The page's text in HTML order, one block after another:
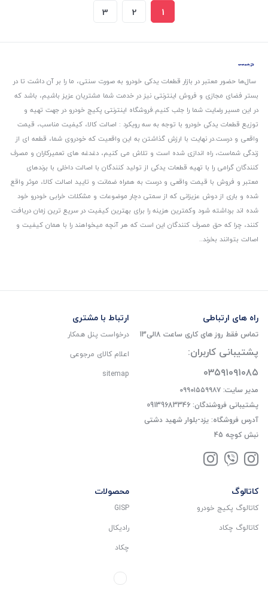
1
2
3
سال‌ها حضور معتبر در بازار قطعات یدکی خودرو به صورت سنتی، ما را بر آن داشت تا در
بستر فضای مجازی و فروش اینترنتی نیز در خدمت شما مشتریان عزیز باشیم، باشد که
در این مسیر رضایت شما را جلب کنیم.فروشگاه اینترنتی پکیج خودرو در جهت تهیه و
توزیع قطعات یدکی خودرو با توجه به سه رویکرد : اصالت کالا، کیفیت مناسب، قیمت
واقعی و درست.در نهایت با ارزش گذاشتن به این واقعیت که خودروی شما، قطعه ای از
زندگی شماست، راه اندازی شده است و تلاش می کنیم، دغدغه های تعمیرکاران و مصرف
کنندگان گرامی را با تهیه قطعات یدکی از تولید کنندگان با اصالت داخلی با برندهای
معتبر و فروش با قیمت واقعی و درست به همراه ضمانت و تایید اصالت کالا، موثر واقع
شده و باری از دوش عزیزانی که از سمتی دچار موضوعات و مشکلات خرابی خودرو خود
شده اند برداشته شود و‌کمترین هزینه را برای بهترین کیفیت در سریع ترین زمان دریافت
کنند، چرا که حق مصرف کنندگان این است که هر آنچه میخواهند را با همان کیفیت و
اصالت بتوانند بخرند..
راه های ارتباطی
تماس فقط روز های کاری ساعت 8الی13
پشتیبانی کاربران:
۰۳۵۹۱۰۹۱۰۸۵
مدیر سایت: ۰۹۹۰۱۵۵۹۹۸۷
پشتیبانی فروشندگان: 09139683346
آدرس فروشگاه: یزد-بلوار شهید دشتی
نبش کوچه 45
ارتباط با مشتری
درخواست پنل همکار
اعلام کالای مرجوعی
sitemap
کاتالوگ
کاتالوگ پکیج خودرو
کاتالوگ چکاد
محصولات
GISP
رادیکال
چکاد